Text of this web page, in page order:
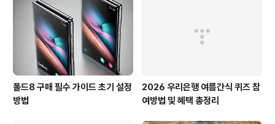
폴드8 구매 필수 가이드 초기 설정
방법
2026 우리은행 여름간식 퀴즈 참
여방법 및 혜택 총정리